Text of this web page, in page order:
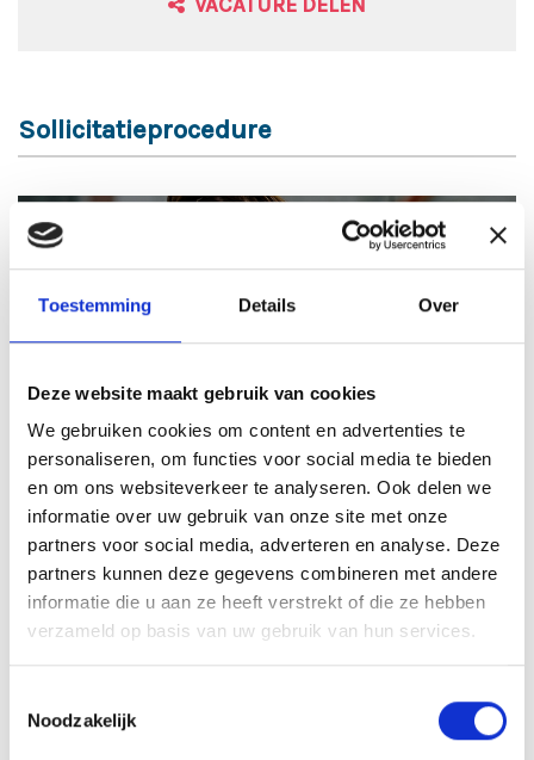
Toestemming Details Over
Deze website maakt gebruik van cookies
We gebruiken cookies om content en advertenties te
personaliseren, om functies voor social media te bieden
en om ons websiteverkeer te analyseren. Ook delen we
informatie over uw gebruik van onze site met onze
partners voor social media, adverteren en analyse. Deze
partners kunnen deze gegevens combineren met andere
informatie die u aan ze heeft verstrekt of die ze hebben
verzameld op basis van uw gebruik van hun services.
Noodzakelijk
Sollicitatieprocedure
SOLLICITATIE BEOORDELEN
2 TELEFONISCHE INTAKE